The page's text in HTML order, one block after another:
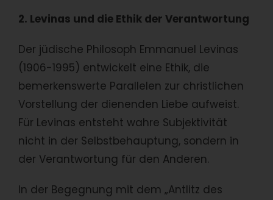
2. Levinas und die Ethik der Verantwortung
Der jüdische Philosoph Emmanuel Levinas
(1906-1995) entwickelt eine Ethik, die
bemerkenswerte Parallelen zur christlichen
Vorstellung der dienenden Liebe aufweist.
Für Levinas entsteht wahre Subjektivität
nicht in der Selbstbehauptung, sondern in
der Verantwortung für den Anderen.
In der Begegnung mit dem „Antlitz des